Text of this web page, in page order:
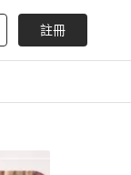
註冊